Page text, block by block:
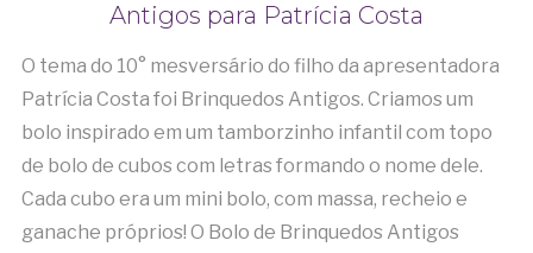
Antigos para Patrícia Costa
O tema do 10° mesversário do filho da apresentadora
Patrícia Costa foi Brinquedos Antigos. Criamos um
bolo inspirado em um tamborzinho infantil com topo
de bolo de cubos com letras formando o nome dele.
Cada cubo era um mini bolo, com massa, recheio e
ganache próprios! O Bolo de Brinquedos Antigos